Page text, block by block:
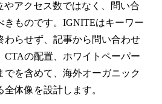
やアクセス数ではなく、問い合
きものです。IGNITEはキーワー
わらせず、記事から問い合わせ
CTAの配置、ホワイトペーパー
でを含めて、海外オーガニック
体像を設計します。